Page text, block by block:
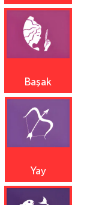
Başak
Yay